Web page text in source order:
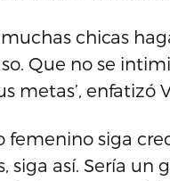
chicas
Que no se
metas’, enfatizó
femenino siga
siga así. Sería un